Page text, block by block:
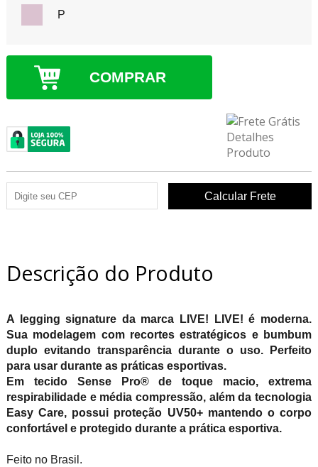
P
COMPRAR
Descrição do Produto
A legging signature da marca LIVE! LIVE! é moderna.
Sua modelagem com recortes estratégicos e bumbum
duplo evitando transparência durante o uso. Perfeito
para usar durante as práticas esportivas.
Em tecido Sense Pro® de toque macio, extrema
respirabilidade e média compressão, além da tecnologia
Easy Care, possui proteção UV50+ mantendo o corpo
confortável e protegido durante a prática esportiva.
Feito no Brasil.